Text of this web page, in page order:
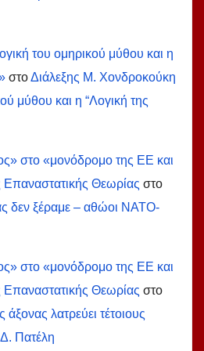
του ομηρικού μύθου και η
στοΔιάλεξης Μ. Χονδροκούκη
μύθου και η “Λογική της
στο «μονόδρομο της ΕΕ και
Θεωρίας στο
δεν ξέραμε – αθώοι ΝΑΤΟ-
στο «μονόδρομο της ΕΕ και
Θεωρίας στο
άξονας λατρεύει τέτοιους
Πατέλη